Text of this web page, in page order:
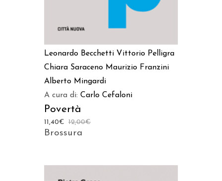
Leonardo Becchetti Vittorio Pelligra
Chiara Saraceno Maurizio Franzini
Alberto Mingardi
A cura di: Carlo Cefaloni
Povertà
12,00€
11,40€
Brossura